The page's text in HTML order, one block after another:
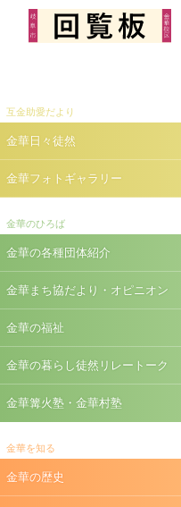
互金助愛だより
金華日々徒然
金華フォトギャラリー
金華のひろば
金華の各種団体紹介
金華まち協だより・オピニオン
金華の福祉
金華の暮らし徒然リレートーク
金華篝火塾・金華村塾
金華を知る
金華の歴史